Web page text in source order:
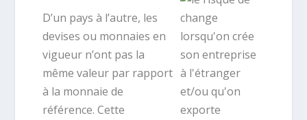
D’un pays à l’autre, les
devises ou monnaies en
vigueur n’ont pas la
même valeur par rapport
à la monnaie de
référence. Cette